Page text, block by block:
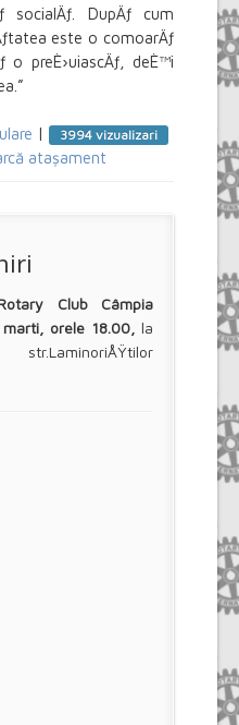
DupÄƒ cum
este o comoarÄƒ
o preÈ›uiascÄƒ, deÈ™i
| 3994 vizualizari
atașament
Club Câmpia
marti, orele 18.00, la
, str.LaminoriÅŸtilor